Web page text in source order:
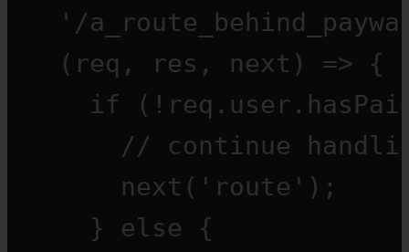
'/
( req , res , next ) => {
if ( !
// continue
next ( 'route' );
} else {